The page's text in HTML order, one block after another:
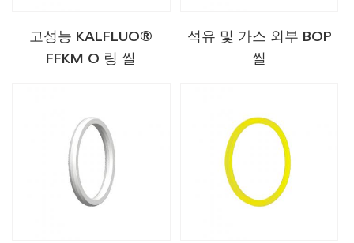
고성능 KALFLUO®
FFKM O 링 씰
석유 및 가스 외부 BOP
씰